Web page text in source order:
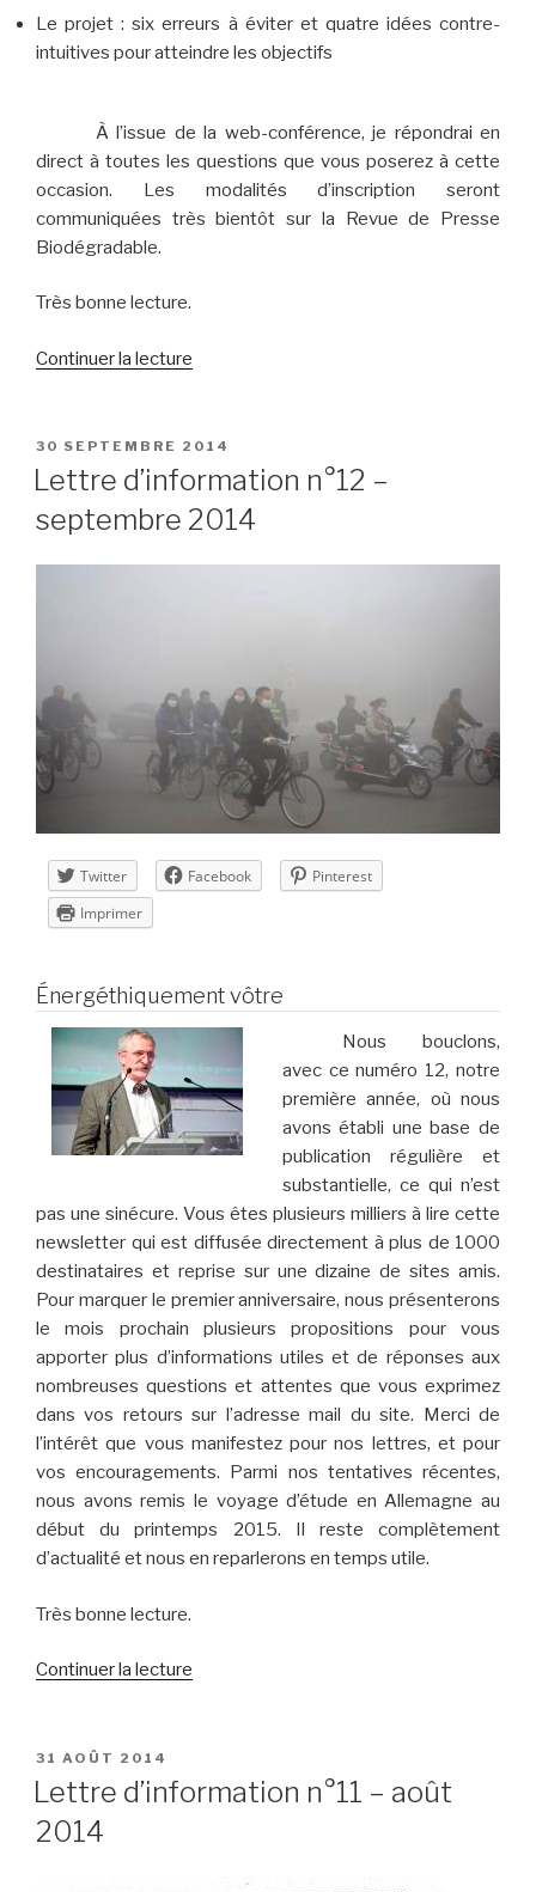
Le projet : six erreurs à éviter et quatre idées contre-
intuitives pour atteindre les objectifs
À l’issue de la web-conférence, je répondrai en
direct à toutes les questions que vous poserez à cette
occasion. Les modalités d’inscription seront
communiquées très bientôt sur la Revue de Presse
Biodégradable.
Très bonne lecture.
Continuer la lecture
n°13
–
2014 »
PUBLIÉ
LE
30 SEPTEMBRE 2014
Lettre d’information n°12 –
septembre 2014
Twitter Facebook
Pinterest
Imprimer
Énergéthiquement vôtre
Nous bouclons,
avec ce numéro 12, notre
première année, où nous
avons établi une base de
publication régulière et
substantielle, ce qui n’est
pas une sinécure. Vous êtes plusieurs milliers à lire cette
newsletter qui est diffusée directement à plus de 1000
destinataires et reprise sur une dizaine de sites amis.
Pour marquer le premier anniversaire, nous présenterons
le mois prochain plusieurs propositions pour vous
apporter plus d’informations utiles et de réponses aux
nombreuses questions et attentes que vous exprimez
dans vos retours sur l’adresse mail du site. Merci de
l’intérêt que vous manifestez pour nos lettres, et pour
vos encouragements. Parmi nos tentatives récentes,
nous avons remis le voyage d’étude en Allemagne au
début du printemps 2015. Il reste complètement
d’actualité et nous en reparlerons en temps utile.
Très bonne lecture.
Continuer la lecture
–
PUBLIÉ
LE
31 AOÛT 2014
Lettre d’information n°11 – août
2014